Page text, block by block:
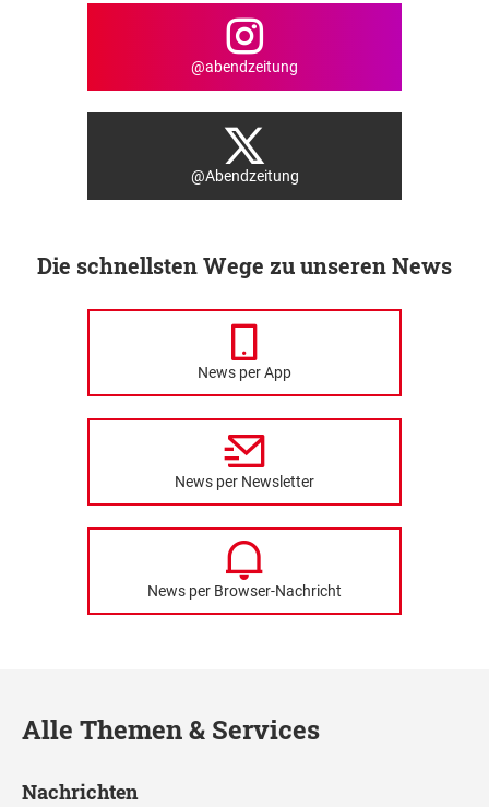
@abendzeitung
@Abendzeitung
Die schnellsten Wege zu unseren News
News per App
News per Newsletter
News per Browser-Nachricht
Alle Themen & Services
Nachrichten